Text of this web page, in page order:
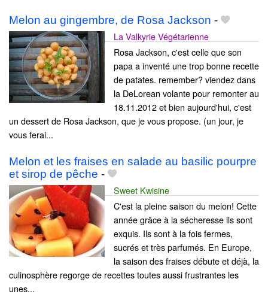
Melon au gingembre, de Rosa Jackson -
La Valkyrie Végétarienne
Rosa Jackson, c'est celle que son
papa a inventé une trop bonne recette
de patates. remember? viendez dans
la DeLorean volante pour remonter au
18.11.2012 et bien aujourd'hui, c'est
un dessert de Rosa Jackson, que je vous propose. (un jour, je
vous ferai...
Melon et les fraises en salade au basilic pourpre
et sirop de pêche -
Sweet Kwisine
C'est la pleine saison du melon! Cette
année grâce à la sécheresse ils sont
exquis. Ils sont à la fois fermes,
sucrés et très parfumés. En Europe,
la saison des fraises débute et déjà, la
culinosphère regorge de recettes toutes aussi frustrantes les
unes...